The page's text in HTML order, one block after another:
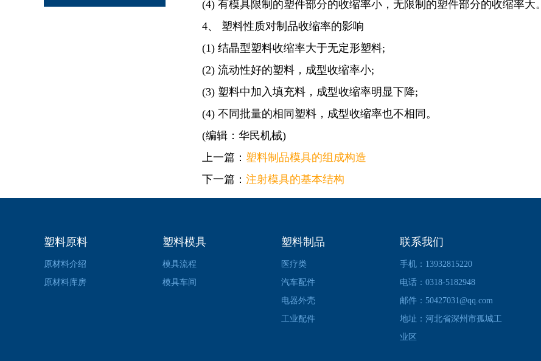
(4) 有模具限制的塑件部分的收缩率小，无限制的塑件部分的收缩率大。
4、 塑料性质对制品收缩率的影响
(1) 结晶型塑料收缩率大于无定形塑料;
(2) 流动性好的塑料，成型收缩率小;
(3) 塑料中加入填充料，成型收缩率明显下降;
(4) 不同批量的相同塑料，成型收缩率也不相同。
(编辑：华民机械)
上一篇： 塑料制品模具的组成构造
下一篇： 注射模具的基本结构
塑料原料
原材料介绍
原材料库房
塑料模具
模具流程
模具车间
塑料制品
医疗类
汽车配件
电器外壳
工业配件
联系我们
手机：13932815220
电话：0318-5182948
邮件：50427031@qq.com
地址：河北省深州市孤城工
业区